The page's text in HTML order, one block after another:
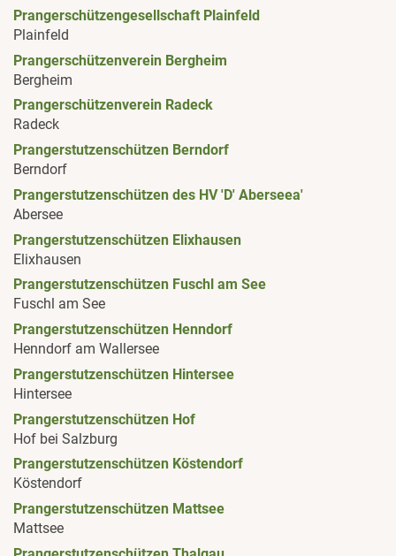
Prangerschützengesellschaft Plainfeld
Plainfeld
Prangerschützenverein Bergheim
Bergheim
Prangerschützenverein Radeck
Radeck
Prangerstutzenschützen Berndorf
Berndorf
Prangerstutzenschützen des HV 'D' Aberseea'
Abersee
Prangerstutzenschützen Elixhausen
Elixhausen
Prangerstutzenschützen Fuschl am See
Fuschl am See
Prangerstutzenschützen Henndorf
Henndorf am Wallersee
Prangerstutzenschützen Hintersee
Hintersee
Prangerstutzenschützen Hof
Hof bei Salzburg
Prangerstutzenschützen Köstendorf
Köstendorf
Prangerstutzenschützen Mattsee
Mattsee